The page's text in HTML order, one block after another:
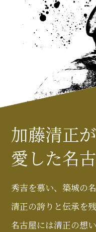
加藤清正が
愛した名
秀吉を慕い、築城の
清正の誇りと伝承を
名古屋には清正の想